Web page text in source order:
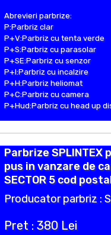
Abrevieri parbrize:
P:Parbriz clar
P+V:Parbriz cu tenta verde
P+S:Parbriz cu parasolar
P+SE:Parbriz cu senzor
P+I:Parbriz cu incalzire
P+H:Parbriz heliomat
P+C:Parbriz cu camera
P+Hud:Parbriz cu head up
Parbrize SPLINTEX
pus in vanzare de
SECTOR 5 cod
Producator parbriz :
Pret : 380 Lei